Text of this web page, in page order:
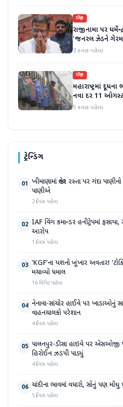
રાષ્ટ્રીય
રાજીનામા પર
'જનરલ ઝેડને
આવ્યો, મારા માટે
3 કલાક પહેલા
રાષ્ટ્રીય
મહારાષ્ટ્રમાં
નવા દર 11
5 કલાક પહેલા
ટ્રેન્ડિંગ
01 ખીમાણામાં જાહેર રસ્તા પર ગંદા
પાણીએ
2 દિવસ પહેલા
02 IAF વિંગ કમાન્ડર હનીટ્રેપમાં
આરોપ
1 દિવસ પહેલા
03 ‘KGF’ના યશનો ખૂંખાર અવતાર!
મચાવ્યો ધમાલ
16 મિનિટ પહેલા
04 નેનાવા-સાંચોર હાઈવે પર ખાડાઓનું
વાહનચાલકો પરેશાન
4 દિવસ પહેલા
05 પાલનપુર-ડીસા હાઇવે પર એસઓજી
હિરોઈન ઝડપી પાડ્યું
4 દિવસ પહેલા
06 ચાંદીના ભાવમાં વધારો, સોનું પણ
5 દિવસ પહેલા